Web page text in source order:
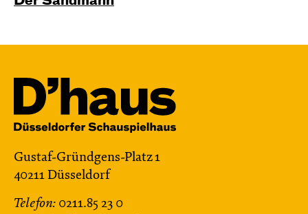
Gustaf-Gründgens-Platz 1
40211 Düsseldorf
Telefon: 0211.85 23 0